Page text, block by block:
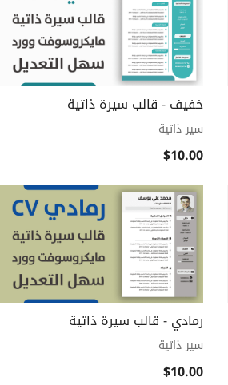
خفيف - قالب سيرة ذاتية
سير ذاتية
$10.00
رمادي - قالب سيرة ذاتية
سير ذاتية
$10.00